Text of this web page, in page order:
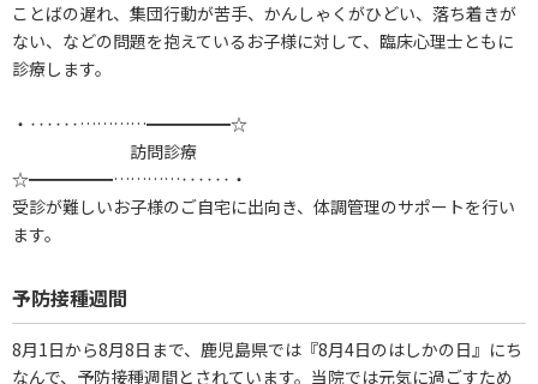
ことばの遅れ、集団行動が苦手、かんしゃくがひどい、落ち着きが
ない、などの問題を抱えているお子様に対して、臨床心理士ともに
診療します。
・‥‥‥…………━━━━━☆
訪問診療
☆━━━━━…………‥‥‥・
受診が難しいお子様のご自宅に出向き、体調管理のサポートを行い
ます。
予防接種週間
8月1日から8月8日まで、鹿児島県では『8月4日のはしかの日』にち
なんで、予防接種週間とされています。当院では元気に過ごすため